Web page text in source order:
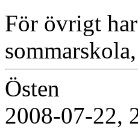
För övrigt
Östen
2008-07-22,